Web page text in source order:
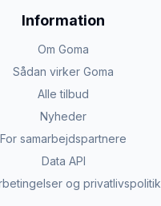
Information
Om Goma
Sådan virker Goma
Alle tilbud
Nyheder
For samarbejdspartnere
Data API
og privatlivspolitik